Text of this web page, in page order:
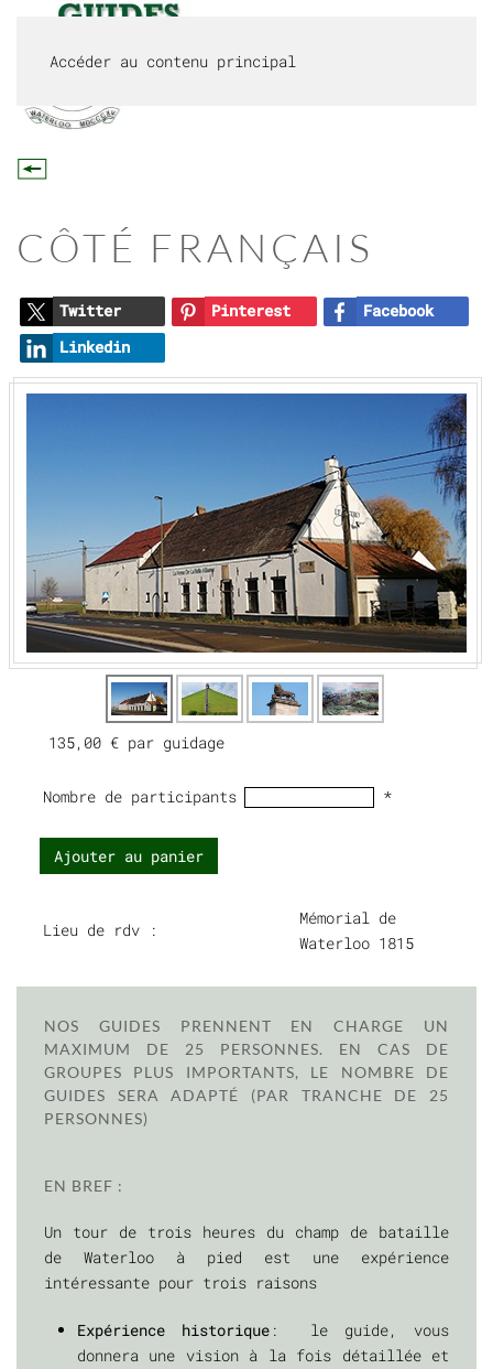
Accéder au contenu principal
CÔTÉ FRANÇAIS
Twitter Pinterest
Facebook
Linkedin
135,00 € par guidage
Nombre de participants *
Ajouter au panier
Lieu de rdv :
Mémorial de
Waterloo 1815
NOS GUIDES PRENNENT EN CHARGE UN
MAXIMUM DE 25 PERSONNES. EN CAS DE
GROUPES PLUS IMPORTANTS, LE NOMBRE DE
GUIDES SERA ADAPTÉ (PAR TRANCHE DE 25
PERSONNES)
EN BREF :
Un tour de trois heures du champ de bataille
de Waterloo à pied est une expérience
intéressante pour trois raisons
Expérience historique: le guide, vous
donnera une vision à la fois détaillée et